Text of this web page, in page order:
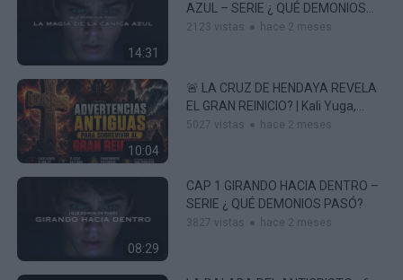
14:31
AZUL – SERIE ¿ QUÉ DEMONIOS
PASÓ?
2123 vistas hace 2 meses
10:04
🚨 LA CRUZ DE HENDAYA REVELA
EL GRAN REINICIO? | Kali Yuga,
Cataclismos Y El Fin De Una Era 🌍
5027 vistas hace 2 meses
08:29
CAP 1 GIRANDO HACIA DENTRO –
SERIE ¿ QUÉ DEMONIOS PASÓ?
3827 vistas hace 2 meses